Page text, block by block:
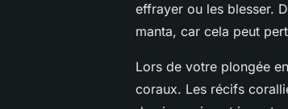
effrayer ou les blesser.
manta, car cela peut
Lors de votre plongée
coraux. Les récifs